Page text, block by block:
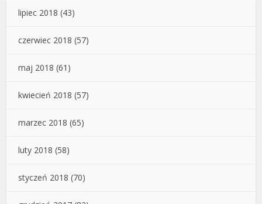
lipiec 2018 (43)
czerwiec 2018 (57)
maj 2018 (61)
kwiecień 2018 (57)
marzec 2018 (65)
luty 2018 (58)
styczeń 2018 (70)